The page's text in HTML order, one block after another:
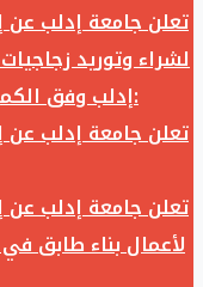
تعلن جامعة إدلب عن
لشراء وتوريد
إدلب وفق الكميات والمواصفات المحددة أدناه:
تعلن جامعة إدلب عن
تعلن جامعة إدلب عن
لأعمال بناء طابق